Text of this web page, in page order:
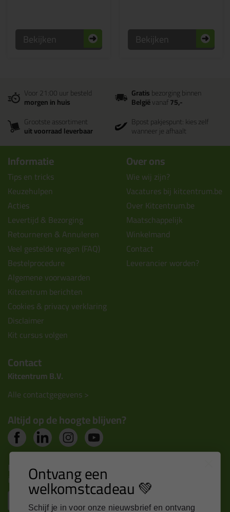
Bekijken Bekijken
Voor 21:00 uur besteld
morgen in huis
Gratisbezorging binnen
Belgiëvanaf75,-
Grootste assortiment
uit voorraad leverbaar
Bpost pakjespunt: kies zelf
wanneer je afhaalt
Informatie
Tips en tricks
Keuzehulpen
Acties
Levertijd & Bezorging
Retourneren & Annuleren
Veel gestelde vragen (FAQ)
Bestelprocedure
Algemene voorwaarden
Kitcentrum berichten
Cookies & privacy verklaring
Disclaimer
Kit cursus volgen
Over ons
Wie wij zijn?
Vacatures bij kitcentrum.be
Over Kitcentrum.be
Maatschappelijk
Winkelmand
Contact
Leverancier worden?
Contact
Kitcentrum B.V.
Alle contactgegevens >
Altijd op de hoogte blijven?
Nieuws, tips en exclusieve deals rechtstreeks in je
inbox Ontvang een
welkomstcadeau 💚
Schijf je in voor onze nieuwsbrief en ontvang